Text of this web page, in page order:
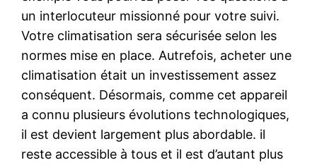
un interlocuteur missionné pour votre suivi.
Votre climatisation sera sécurisée selon les
normes mise en place. Autrefois, acheter une
climatisation était un investissement assez
conséquent. Désormais, comme cet appareil
a connu plusieurs évolutions technologiques,
il est devient largement plus abordable. il
reste accessible à tous et il est d’autant plus